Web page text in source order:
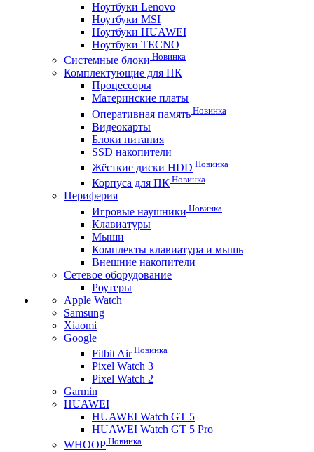
Ноутбуки Lenovo
Ноутбуки MSI
Ноутбуки HUAWEI
Ноутбуки TECNO
Системные блоки Новинка
Комплектующие для ПК
Процессоры
Материнские платы
Оперативная память Новинка
Видеокарты
Блоки питания
SSD накопители
Жёсткие диски HDD Новинка
Корпуса для ПК Новинка
Периферия
Игровые наушники Новинка
Клавиатуры
Мыши
Комплекты клавиатура и мышь
Внешние накопители
Сетевое оборудование
Роутеры
Apple Watch
Samsung
Xiaomi
Google
Fitbit AirНовинка
Pixel Watch 3
Pixel Watch 2
Garmin
HUAWEI
HUAWEI Watch GT 5
HUAWEI Watch GT 5 Pro
WHOOP Новинка